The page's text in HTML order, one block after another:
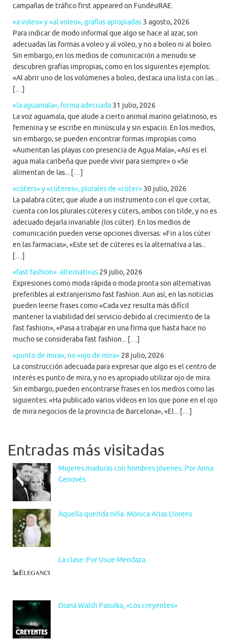
campañas de tráfico first appeared on FundéuRAE.
«a voleo» y «al voleo», grafías apropiadas 3 agosto, 2026
Para indicar de modo informal que algo se hace al azar, son
adecuadas las formas a voleo y al voleo, y no a boleo ni al boleo.
Sin embargo, en los medios de comunicación a menudo se
descubren grafías impropias, como en los siguientes ejemplos:
«Al abrir uno de los volúmenes a boleo, destaca una lista con las...
[…]
«la aguamala», forma adecuada 31 julio, 2026
La voz aguamala, que alude a cierto animal marino gelatinoso, es
femenina y se escribe en minúscula y sin espacio. En los medios,
sin embargo, se pueden encontrar formas impropias como
«Aumentan las playas con presencia de Agua Mala», «Así es el
agua mala caribeña que puede vivir para siempre» o «Se
alimentan de las... […]
«cúters» y «cúteres», plurales de «cúter» 30 julio, 2026
La palabra cúter, que alude a un instrumento con el que cortar,
cuenta con los plurales cúteres y cúters, ambos con tilde, y no es
adecuado dejarla invariable (los cúter). En los medios de
comunicación pueden verse opciones diversas: «Fin a los cúter
en las farmacias», «Este set de cúteres es la alternativa a las...
[…]
«fast fashion». alternativas 29 julio, 2026
Expresiones como moda rápida o moda pronta son alternativas
preferibles al extranjerismo fast fashion. Aun así, en las noticias
pueden leerse frases como «Cada vez resulta más difícil
mantener la viabilidad del servicio debido al crecimiento de la
fast fashion», «Pasa a trabajar en una firma que hasta hace no
mucho se consideraba fast fashion... […]
«punto de mira», no «ojo de mira» 28 julio, 2026
La construcción adecuada para expresar que algo es el centro de
interés es punto de mira, y no es apropiado utilizar ojo de mira.
Sin embargo, pueden encontrarse frases en los medios como las
siguientes: «Ha publicado varios vídeos en los que pone en el ojo
de mira negocios de la provincia de Barcelona», «El... […]
Entradas más visitadas
Mujeres maduras con hombres jóvenes. Por Anna
Genovés
Aquella querida niña. Mónica Arias Llorens
La clase. Por Usue Mendaza
Diana Walsh Pasulka, «Los creyentes»